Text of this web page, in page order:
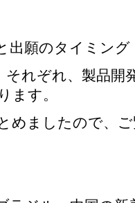
願のタイミング
ぞれ、製品開
ます。
したので、ご